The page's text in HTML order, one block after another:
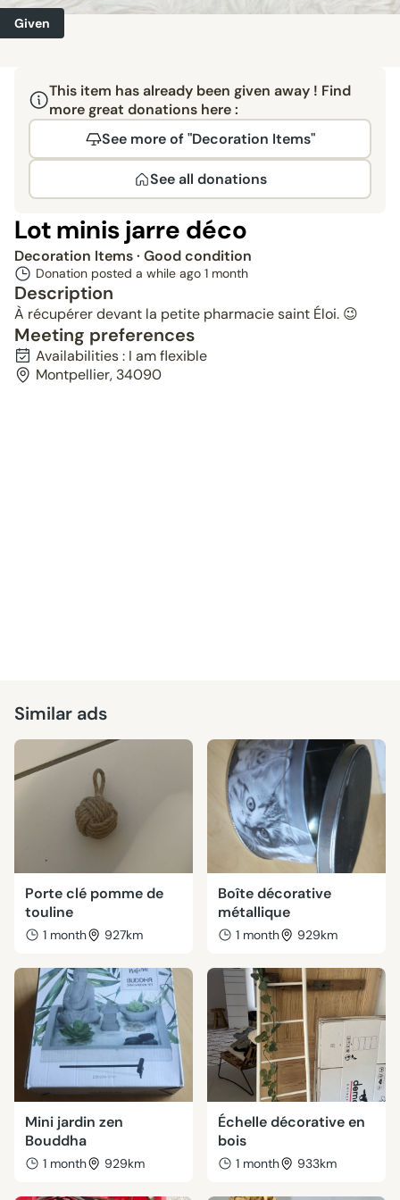
Given
This item has already been given away ! Find
more great donations here :
See more of "Decoration Items"
See all donations
Lot minis jarre déco
Decoration Items· Good condition
Donation posted a while ago 1 month
Description
À récupérer devant la petite pharmacie saint Éloi. 😉
Meeting preferences
Availabilities : I am flexible
Montpellier, 34090
Similar ads
Porte clé pomme de
touline
1 month 927km
Boîte décorative
métallique
1 month 929km
Mini jardin zen
Bouddha
1 month 929km
Échelle décorative en
bois
1 month 933km